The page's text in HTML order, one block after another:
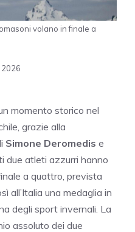
volano in finale a
momento storico nel
grazie alla
Simone Deromedis e
due atleti azzurri hanno
a quattro, prevista
all’Italia una medaglia in
degli sport invernali. La
assoluto dei due